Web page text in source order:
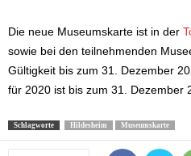
Die neue Museumskarte ist in der
sowie bei den teilnehmenden
Gültigkeit bis zum 31. Dezember
für 2020 ist bis zum 31. Dezember
Schlagworte Hildesheim Museumskarte